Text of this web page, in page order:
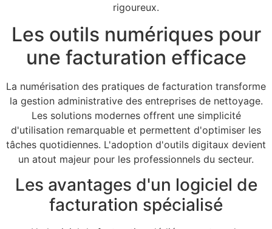
rigoureux.
Les outils numériques pour
une facturation efficace
La numérisation des pratiques de facturation transforme
la gestion administrative des entreprises de nettoyage.
Les solutions modernes offrent une simplicité
d'utilisation remarquable et permettent d'optimiser les
tâches quotidiennes. L'adoption d'outils digitaux devient
un atout majeur pour les professionnels du secteur.
Les avantages d'un logiciel de
facturation spécialisé